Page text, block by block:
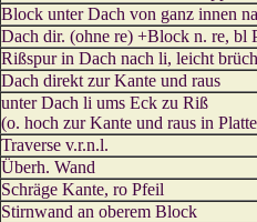
Block unter Dach von ganz innen
Dach dir. (ohne re) +Block n. re, bl
Rißspur in Dach nach li, leicht
Dach direkt zur Kante und raus
unter Dach li ums Eck zu Riß
(o. hoch zur Kante und raus in
Traverse v.r.n.l.
Überh. Wand
Schräge Kante, ro Pfeil
Stirnwand an oberem Block